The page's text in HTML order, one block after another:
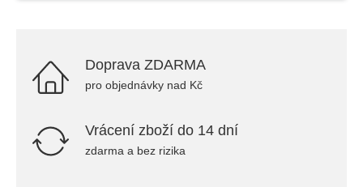
Doprava ZDARMA
pro objednávky nad Kč
Vrácení zboží do 14 dní
zdarma a bez rizika